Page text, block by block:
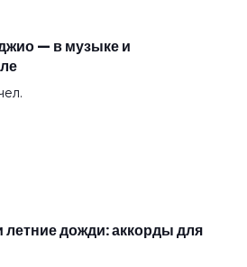
— в музыке и
дожди: аккорды для